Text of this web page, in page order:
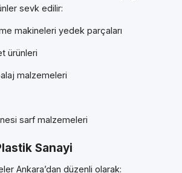
sevk edilir:
makineleri yedek parçaları
ürünleri
malzemeleri
sarf malzemeleri
Sanayi
Ankara’dan düzenli olarak: